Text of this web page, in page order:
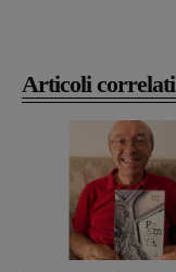
Articoli correlati